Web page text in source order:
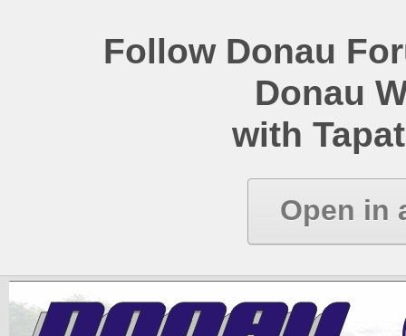
Follow Donau
Donau
with
Open in